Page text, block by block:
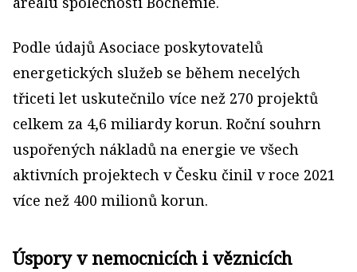
Podle údajů Asociace poskytovatelů
energetických služeb se během necelých
třiceti let uskutečnilo více než 270 projektů
celkem za 4,6 miliardy korun. Roční souhrn
uspořených nákladů na energie ve všech
aktivních projektech v Česku činil v roce 2021
více než 400 milionů korun.
Úspory v nemocnicích i věznicích